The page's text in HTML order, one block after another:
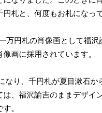
札と、何度もお札になっ
万円札の肖像画として福
画に採用されています。
なり、千円札が夏目漱石
、福沢諭吉のままデザイ
。